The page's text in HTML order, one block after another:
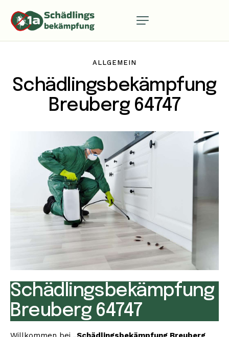
ALLGEMEIN
Schädlingsbekämpfung
Breuberg 64747
Schädlingsbekämpfung
Breuberg 64747